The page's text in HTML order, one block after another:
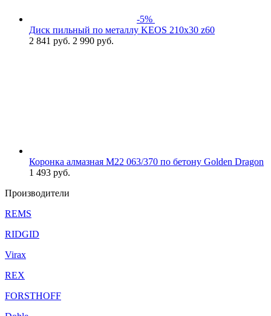
-5%
Диск пильный по металлу KEOS 210x30 z60
2 841 руб. 2 990 руб.
Коронка алмазная М22 063/370 по бетону Golden Dragon
1 493 руб.
Производители
REMS
RIDGID
Virax
REX
FORSTHOFF